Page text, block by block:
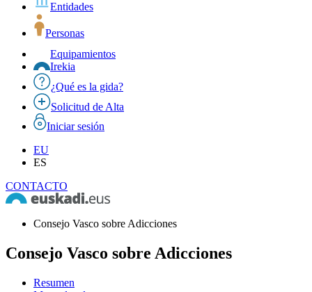
Entidades
Personas
Equipamientos
Irekia
¿Qué es la gida?
Solicitud de Alta
Iniciar sesión
EU
ES
CONTACTO
Consejo Vasco sobre Adicciones
Consejo Vasco sobre Adicciones
Resumen